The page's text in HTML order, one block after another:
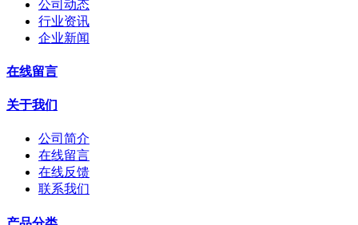
公司动态
行业资讯
企业新闻
在线留言
关于我们
公司简介
在线留言
在线反馈
联系我们